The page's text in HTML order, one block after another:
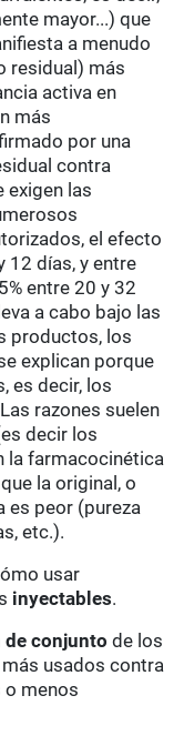
mayor...) que
a menudo
residual) más
activa en
más
por una
contra
exigen las
el efecto
12 días, y entre
entre 20 y 32
a cabo bajo las
productos, los
explican porque
es decir, los
razones suelen
decir los
la farmacocinética
la original, o
es peor (pureza
etc.).
usar
inyectables.
conjunto de los
más usados contra
o menos